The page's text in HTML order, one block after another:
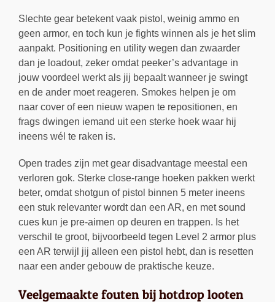
Slechte gear betekent vaak pistol, weinig ammo en
geen armor, en toch kun je fights winnen als je het slim
aanpakt. Positioning en utility wegen dan zwaarder
dan je loadout, zeker omdat peeker’s advantage in
jouw voordeel werkt als jij bepaalt wanneer je swingt
en de ander moet reageren. Smokes helpen je om
naar cover of een nieuw wapen te repositionen, en
frags dwingen iemand uit een sterke hoek waar hij
ineens wél te raken is.
Open trades zijn met gear disadvantage meestal een
verloren gok. Sterke close-range hoeken pakken werkt
beter, omdat shotgun of pistol binnen 5 meter ineens
een stuk relevanter wordt dan een AR, en met sound
cues kun je pre-aimen op deuren en trappen. Is het
verschil te groot, bijvoorbeeld tegen Level 2 armor plus
een AR terwijl jij alleen een pistol hebt, dan is resetten
naar een ander gebouw de praktische keuze.
Veelgemaakte fouten bij hotdrop looten